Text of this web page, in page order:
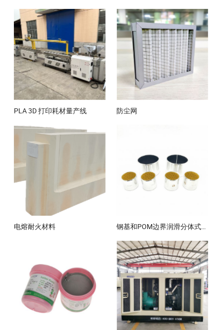
PLA 3D 打印耗材量产线 防尘网
电熔耐火材料 钢基和POM边界润滑分体式衬套